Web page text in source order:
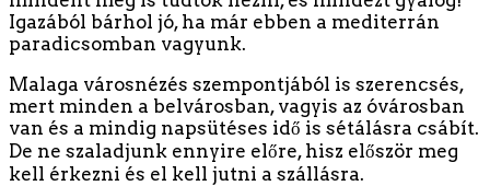
Igazából bárhol jó, ha már ebben a mediterrán
paradicsomban vagyunk.
Malaga városnézés szempontjából is szerencsés,
mert minden a belvárosban, vagyis az óvárosban
van és a mindig napsütéses idő is sétálásra csábít.
De ne szaladjunk ennyire előre, hisz először meg
kell érkezni és el kell jutni a szállásra.